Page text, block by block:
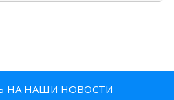
НА НАШИ НОВОСТИ